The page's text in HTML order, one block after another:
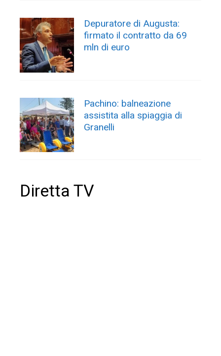
Depuratore di Augusta:
firmato il contratto da 69
mln di euro
Pachino: balneazione
assistita alla spiaggia di
Granelli
Diretta TV